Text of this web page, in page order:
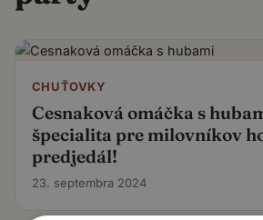
CHUŤOVKY
Cesnaková omáčka s
špecialita pre milovníkov
predjedál!
23. septembra 2024